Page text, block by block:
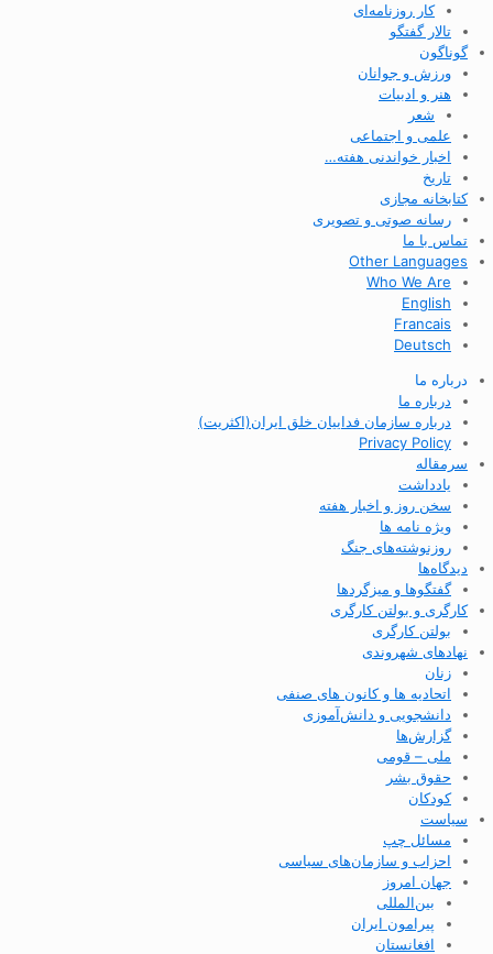
کار روزنامه‌ای
تالار گفتگو
گوناگون
ورزش و جوانان
هنر و ادبیات
شعر
علمی و اجتماعی
اخبار خواندنی هفته…
تاریخ
کتابخانه مجازی
رسانه صوتی و تصویری
تماس با ما
Other Languages
Who We Are
English
Francais
Deutsch
درباره ما
درباره ما
درباره سازمان فداییان خلق ایران(اکثریت)
Privacy Policy
سرمقاله
یادداشت
سخن روز و اخبار هفته
ویژه نامه ها
روزنوشته‌های جنگ
دیدگاه‌ها
گفتگوها و میزگردها
کارگری و بولتن کارگری
بولتن کارگری
نهادهای شهروندی
زنان
اتحادیه ها و کانون های صنفی
دانشجویی و دانش‌آموزی
گزارش‌ها
ملی – قومی
حقوق بشر
کودکان
سیاست
مسائل چپ
احزاب و سازمان‌های سیاسی
جهان امروز
بین‌المللی
پیرامون ایران
افغانستان